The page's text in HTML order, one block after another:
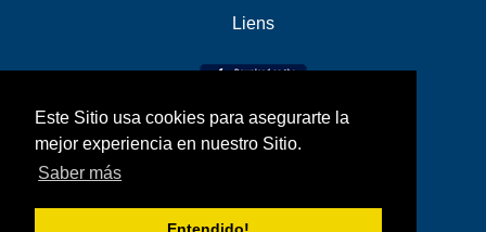
Este Sitio usa cookies para asegurarte la
mejor experiencia en nuestro Sitio.
Saber más
Liens